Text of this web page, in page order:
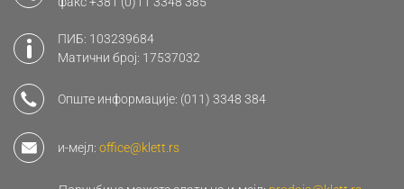
ПИБ: 103239684
Матични број: 17537032
Опште информације: (011) 3348 384
и-мејл: office@klett.rs